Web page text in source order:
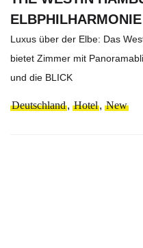
Luxus über der Elbe: Das
bietet Zimmer mit
und die BLICK
Deutschland, Hotel, New